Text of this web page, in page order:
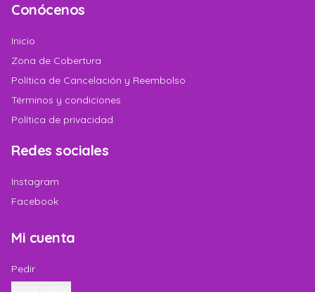
Conócenos
Inicio
Zona de Cobertura
Política de Cancelación y Reembolso
Términos y condiciones
Política de privacidad
Redes sociales
Instagram
Facebook
Mi cuenta
Pedir